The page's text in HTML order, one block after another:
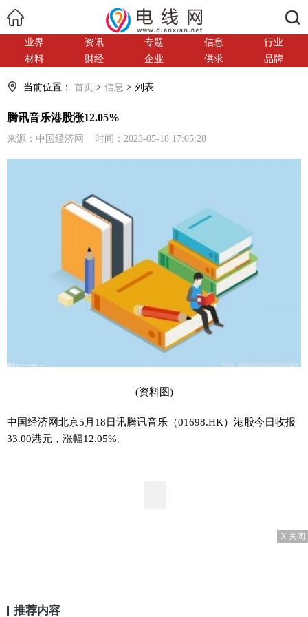
业界 资讯 专题 信息
行业
材料
财经 企业 供求 品牌
当前位置： 首页 > 信息 > 列表
腾讯音乐港股涨12.05%
来源：中国经济网 时间：2023-05-18 17:05:28
(资料图)
中国经济网北京5月18日讯腾讯音乐（01698.HK）港股今日收报
33.00港元，涨幅12.05%。
X 关闭
推荐内容